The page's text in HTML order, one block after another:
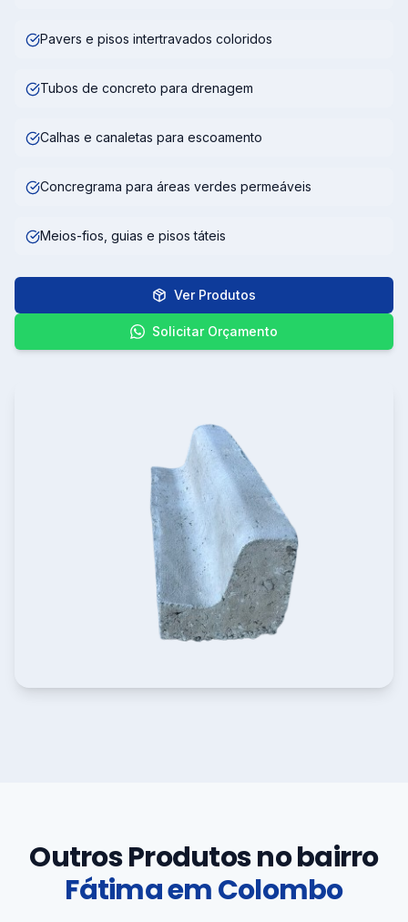
Pavers e pisos intertravados coloridos
Tubos de concreto para drenagem
Calhas e canaletas para escoamento
Concregrama para áreas verdes permeáveis
Meios-fios, guias e pisos táteis
Ver Produtos
Solicitar Orçamento
Outros Produtos no bairro
Fátima em Colombo